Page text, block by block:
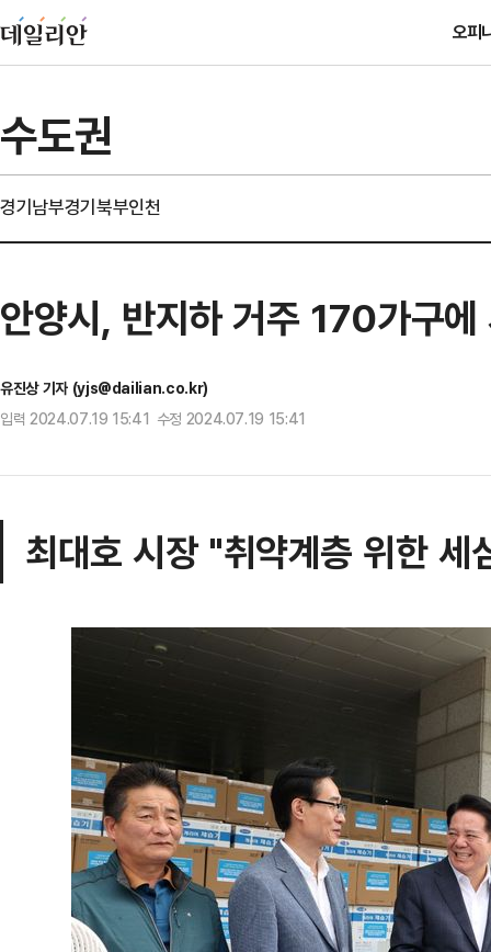
오피
수도권
경기남부경기북부인천
안양시, 반지하 거주 170가구에
유진상 기자 (yjs@dailian.co.kr)
입력 2024.07.19 15:41 수정 2024.07.19 15:41
최대호 시장 "취약계층 위한 세